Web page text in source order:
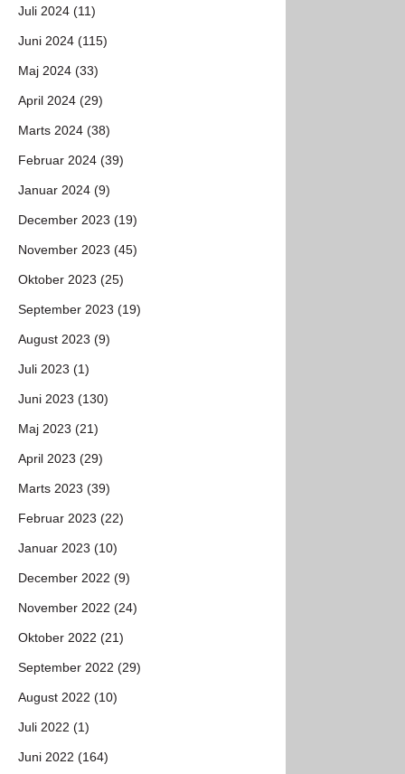
Juli 2024 (11)
Juni 2024 (115)
Maj 2024 (33)
April 2024 (29)
Marts 2024 (38)
Februar 2024 (39)
Januar 2024 (9)
December 2023 (19)
November 2023 (45)
Oktober 2023 (25)
September 2023 (19)
August 2023 (9)
Juli 2023 (1)
Juni 2023 (130)
Maj 2023 (21)
April 2023 (29)
Marts 2023 (39)
Februar 2023 (22)
Januar 2023 (10)
December 2022 (9)
November 2022 (24)
Oktober 2022 (21)
September 2022 (29)
August 2022 (10)
Juli 2022 (1)
Juni 2022 (164)